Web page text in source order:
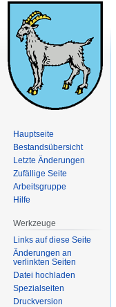
Hauptseite
Bestandsübersicht
Letzte Änderungen
Zufällige Seite
Arbeitsgruppe
Hilfe
Werkzeuge
Links auf diese Seite
Änderungen an
verlinkten Seiten
Datei hochladen
Spezialseiten
Druckversion